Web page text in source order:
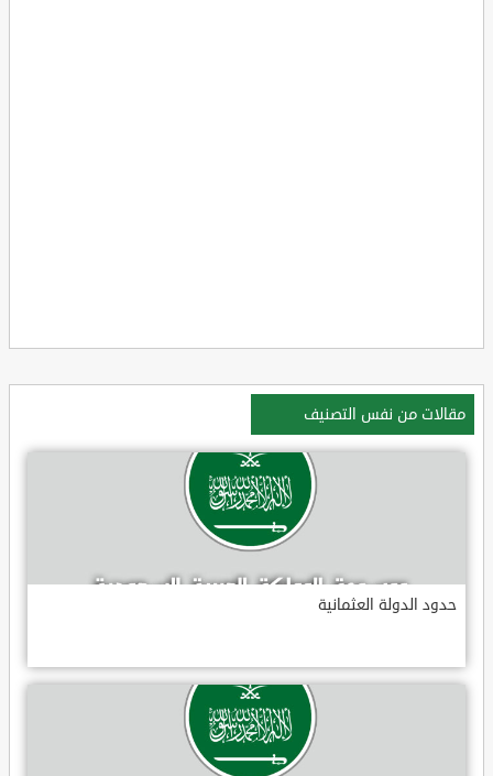
مقالات من نفس التصنيف
حدود الدولة العثمانية